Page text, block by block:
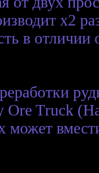
х2
в отличии
Truck
может